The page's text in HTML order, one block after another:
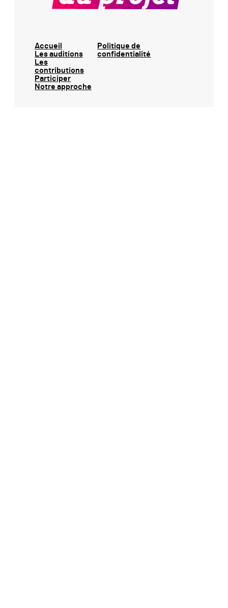
Accueil
Les auditions
Les
contributions
Participer
Notre approche
Politique de
confidentialité